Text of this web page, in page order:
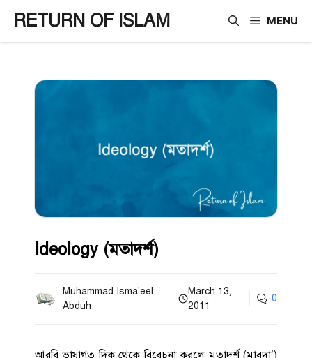
content
RETURN OF ISLAM MENU
Ideology (মতাদর্শ)
Muhammad Isma'eel
Abduh
March 13,
2011
0
আরবি ভাষাগত দিক থেকে বিবেচনা করলে মতাদর্শ (মাবদা’)